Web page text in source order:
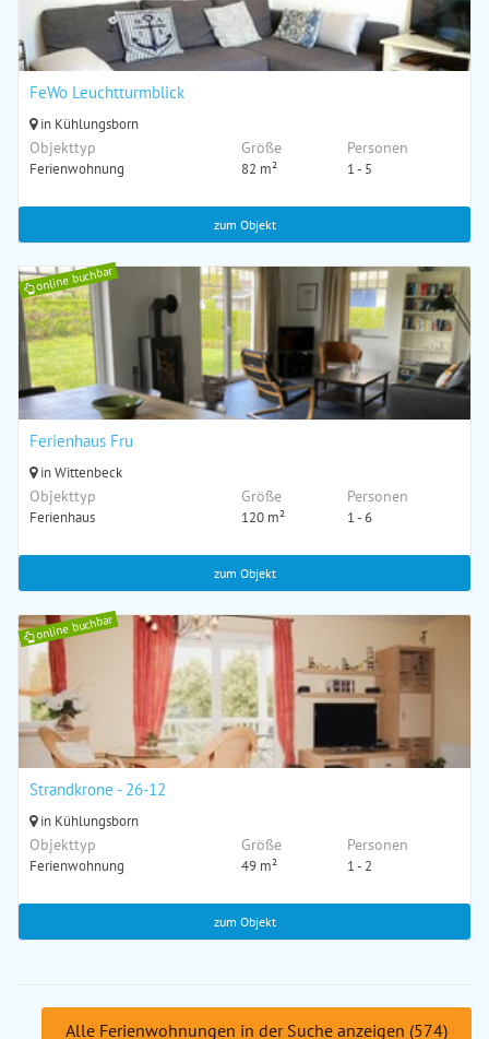
FeWo Leuchtturmblick
in Kühlungsborn
Objekttyp
Ferienwohnung
Größe
82 m²
Personen
1 - 5
zum Objekt
online buchbar
Ferienhaus Fru
in Wittenbeck
Objekttyp
Ferienhaus
Größe
120 m²
Personen
1 - 6
zum Objekt
online buchbar
Strandkrone - 26-12
in Kühlungsborn
Objekttyp
Ferienwohnung
Größe
49 m²
Personen
1 - 2
zum Objekt
Alle Ferienwohnungen in der Suche anzeigen (574)